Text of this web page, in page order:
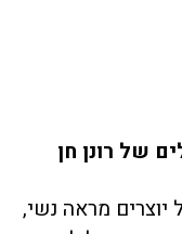
של רונן חן
יוצרים מראה נשי,